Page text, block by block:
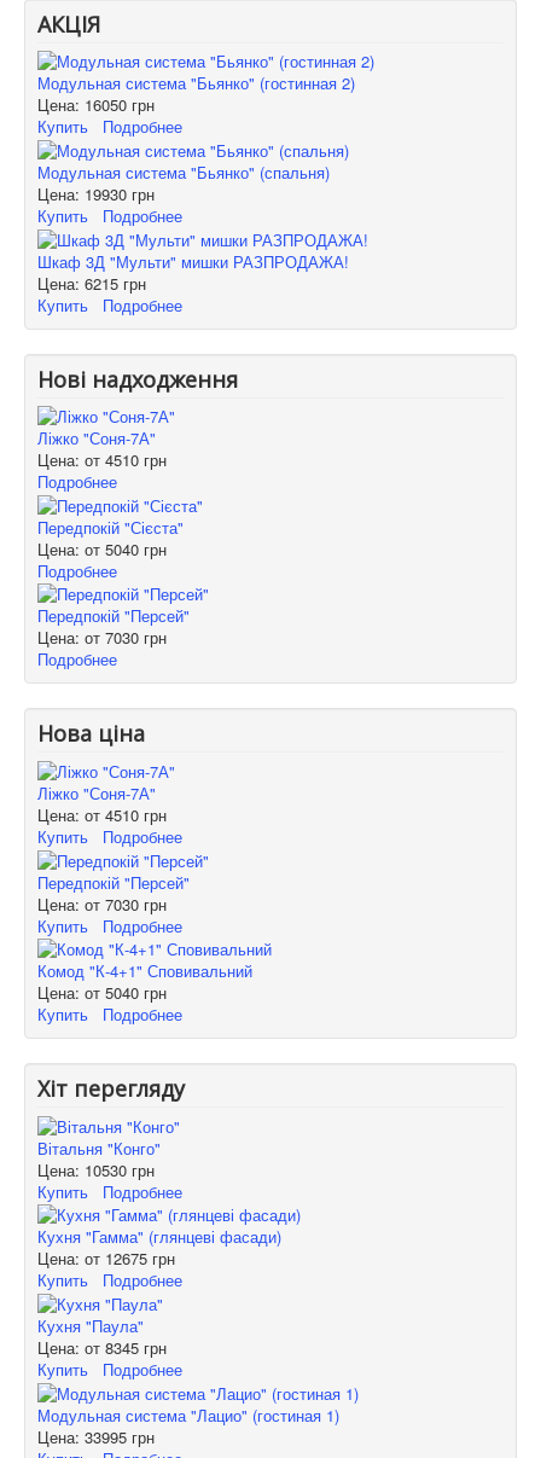
АКЦІЯ
Модульная система "Бьянко" (гостинная 2)
Цена: 16050 грн
Купить
Подробнее
Модульная система "Бьянко" (спальня)
Цена: 19930 грн
Купить
Подробнее
Шкаф 3Д "Мульти" мишки РАЗПРОДАЖА!
Цена: 6215 грн
Купить
Подробнее
Нові надходження
Ліжко "Соня-7А"
Цена: от 4510 грн
Подробнее
Передпокій "Сієста"
Цена: от 5040 грн
Подробнее
Передпокій "Персей"
Цена: от 7030 грн
Подробнее
Нова ціна
Ліжко "Соня-7А"
Цена: от 4510 грн
Купить
Подробнее
Передпокій "Персей"
Цена: от 7030 грн
Купить
Подробнее
Комод "К-4+1" Сповивальний
Цена: от 5040 грн
Купить
Подробнее
Хіт перегляду
Вітальня "Конго"
Цена: 10530 грн
Купить
Подробнее
Кухня "Гамма" (глянцеві фасади)
Цена: от 12675 грн
Купить
Подробнее
Кухня "Паула"
Цена: от 8345 грн
Купить
Подробнее
Модульная система "Лацио" (гостиная 1)
Цена: 33995 грн